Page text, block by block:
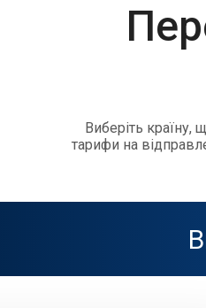
Виберіть країну,
тарифи на